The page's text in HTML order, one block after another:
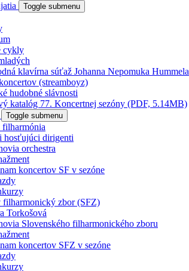
Toggle submenu
cykly
klavírna súťaž Johanna Nepomuka Hummela
(streamboyz)
hudobné slávnosti
katalóg 77. Koncertnej sezóny (PDF, 5.14MB)
Toggle submenu
filharmónia
hosťujúci dirigenti
orchestra
koncertov SF v sezóne
filharmonický zbor (SFZ)
Torkošová
Slovenského filharmonického zboru
koncertov SFZ v sezóne